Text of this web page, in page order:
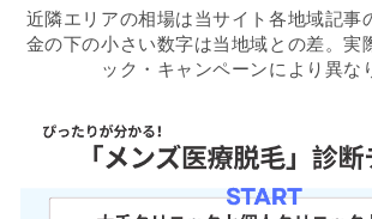
近隣エリアの相場は当サイト各地域記事
金の下の小さい数字は当地域との差。実
ック・キャンペーンにより異な